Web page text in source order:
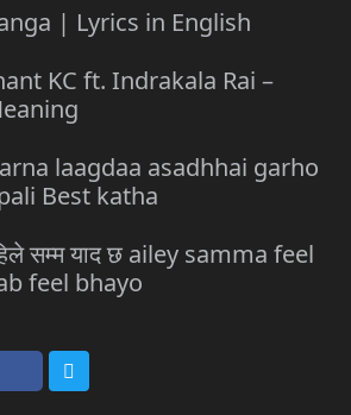
| Lyrics in English
KC ft. Indrakala Rai –
garna laagdaa asadhhai garho
Best katha
सम्म याद छ ailey samma feel
feel bhayo